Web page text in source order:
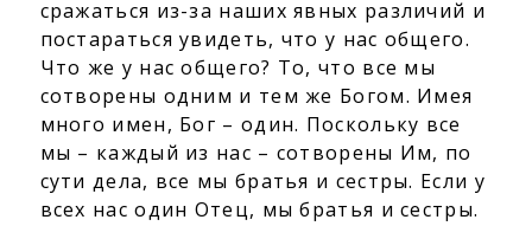
сражаться из-за наших явных различий и
постараться увидеть, что у нас общего.
Что же у нас общего? То, что все мы
сотворены одним и тем же Богом. Имея
много имен, Бог – один. Поскольку все
мы – каждый из нас – сотворены Им, по
сути дела, все мы братья и сестры. Если у
всех нас один Отец, мы братья и сестры.